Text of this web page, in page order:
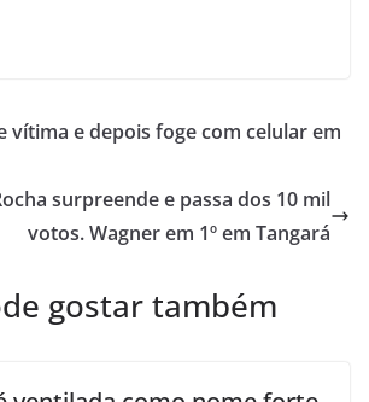
vítima e depois foge com celular em
surpreende e passa dos 10 mil
votos. Wagner em 1º em Tangará
gostar também